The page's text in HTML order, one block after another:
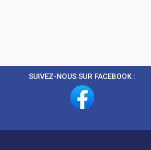
SUIVEZ-NOUS SUR FACEBOOK :